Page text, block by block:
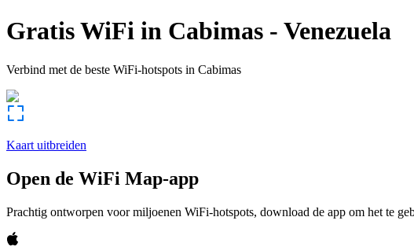
Gratis WiFi in Cabimas - Venezuela
Verbind met de beste WiFi-hotspots in Cabimas
Kaart uitbreiden
Open de WiFi Map-app
Prachtig ontworpen voor miljoenen WiFi-hotspots, download de app om het te